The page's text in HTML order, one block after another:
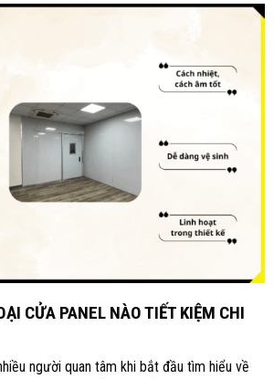
CỬA PANEL NÀO TIẾT KIỆM CHI
người quan tâm khi bắt đầu tìm hiểu về